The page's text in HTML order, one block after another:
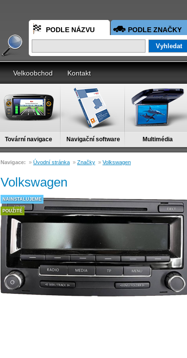
PODLE NÁZVU PODLE ZNAČKY
Velkoobchod Kontakt
Tovární navigace Navigační software Multimédia
Navigace: » Úvodní stránka » Značky » Volkswagen
Volkswagen
NAINSTALUJEME
POUŽITÉ